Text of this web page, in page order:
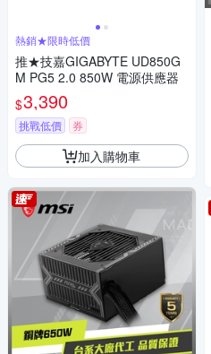
熱銷★限時低價
推★技嘉GIGABYTE UD850G
M PG5 2.0 850W 電源供應器
$3,390
挑戰低價 券
加入購物車